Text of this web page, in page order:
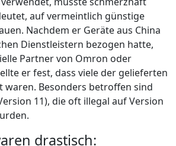
auf vermeintlich günstige
Nachdem er Geräte aus China
Dienstleistern bezogen hatte,
Partner von Omron oder
er fest, dass viele der gelieferten
waren. Besonders betroffen sind
11), die oft illegal auf Version
drastisch: